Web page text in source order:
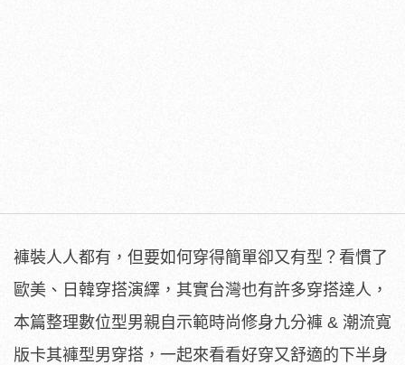
褲裝人人都有，但要如何穿得簡單卻又有型？看慣了
歐美、日韓穿搭演繹，其實台灣也有許多穿搭達人，
本篇整理數位型男親自示範時尚修身九分褲 & 潮流寬
版卡其褲型男穿搭，一起來看看好穿又舒適的下半身